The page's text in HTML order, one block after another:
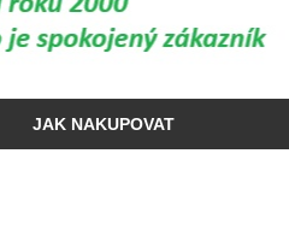
JAK NAKUPOVAT